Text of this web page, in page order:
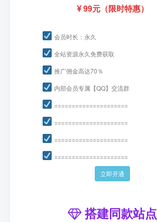
99元（限时特惠）
会员时长：永久
全站资源永久免费获取
推广佣金高达70％
内部会员专属【QQ】交流群
=====================
=====================
=====================
=====================
立即开通
搭建同款站点